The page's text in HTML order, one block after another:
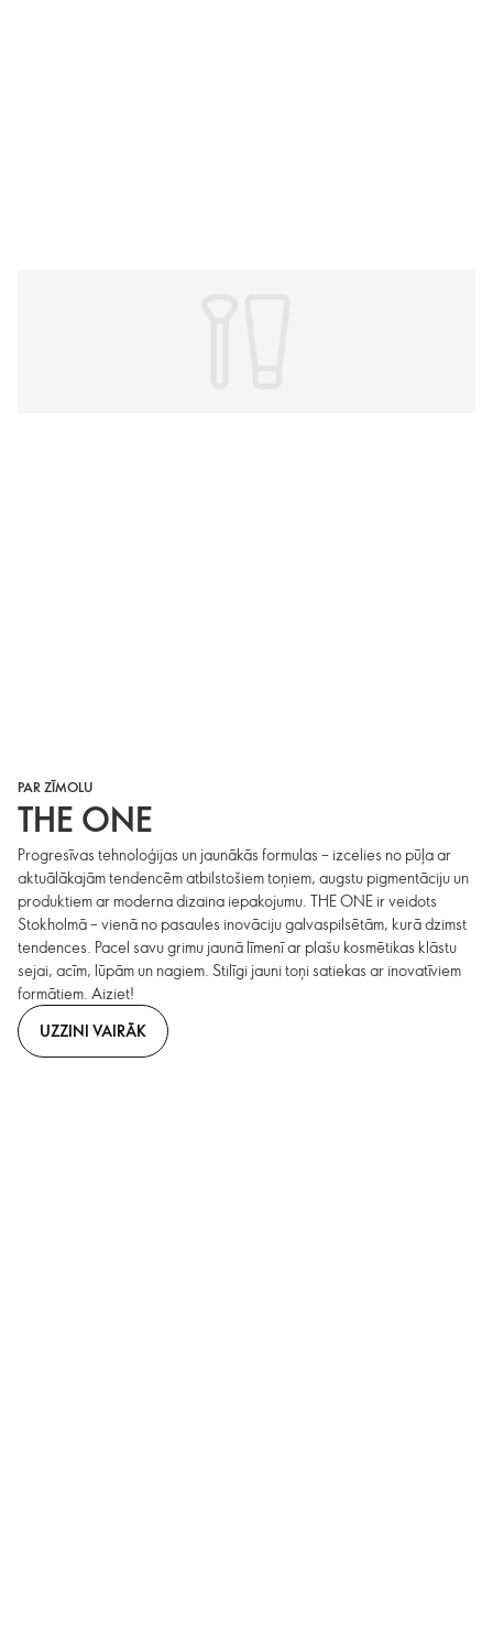
PAR ZĪMOLU
THE ONE
Progresīvas tehnoloģijas un jaunākās formulas – izcelies no pūļa ar
aktuālākajām tendencēm atbilstošiem toņiem, augstu pigmentāciju un
produktiem ar moderna dizaina iepakojumu. THE ONE ir veidots
Stokholmā – vienā no pasaules inovāciju galvaspilsētām, kurā dzimst
tendences. Pacel savu grimu jaunā līmenī ar plašu kosmētikas klāstu
sejai, acīm, lūpām un nagiem. Stilīgi jauni toņi satiekas ar inovatīviem
formātiem. Aiziet!
UZZINI VAIRĀK